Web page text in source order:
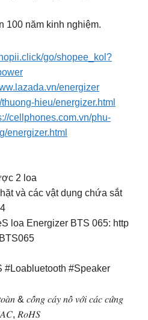
100 năm kinh nghiệm.
go/shopee_kol?
energizer
hieu/energizer.html
cellphones.com.vn/phu-
energizer.html
2 loa
và các vật dụng chứa sắt
loa Energizer BTS 065: http
#Loabluetooth #Speaker
& 𝑐𝑜̂́𝑛𝑔 𝑐𝑎́𝑦 𝑛𝑜̂̉ 𝑣𝑜̛́𝑖 𝑐𝑎́𝑐 𝑐𝑢̛́𝑛𝑔
𝑅𝑜𝐻𝑆